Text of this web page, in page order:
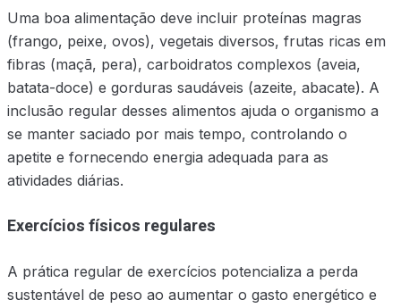
Uma boa alimentação deve incluir proteínas magras
(frango, peixe, ovos), vegetais diversos, frutas ricas em
fibras (maçã, pera), carboidratos complexos (aveia,
batata-doce) e gorduras saudáveis (azeite, abacate). A
inclusão regular desses alimentos ajuda o organismo a
se manter saciado por mais tempo, controlando o
apetite e fornecendo energia adequada para as
atividades diárias.
Exercícios físicos regulares
A prática regular de exercícios potencializa a perda
sustentável de peso ao aumentar o gasto energético e